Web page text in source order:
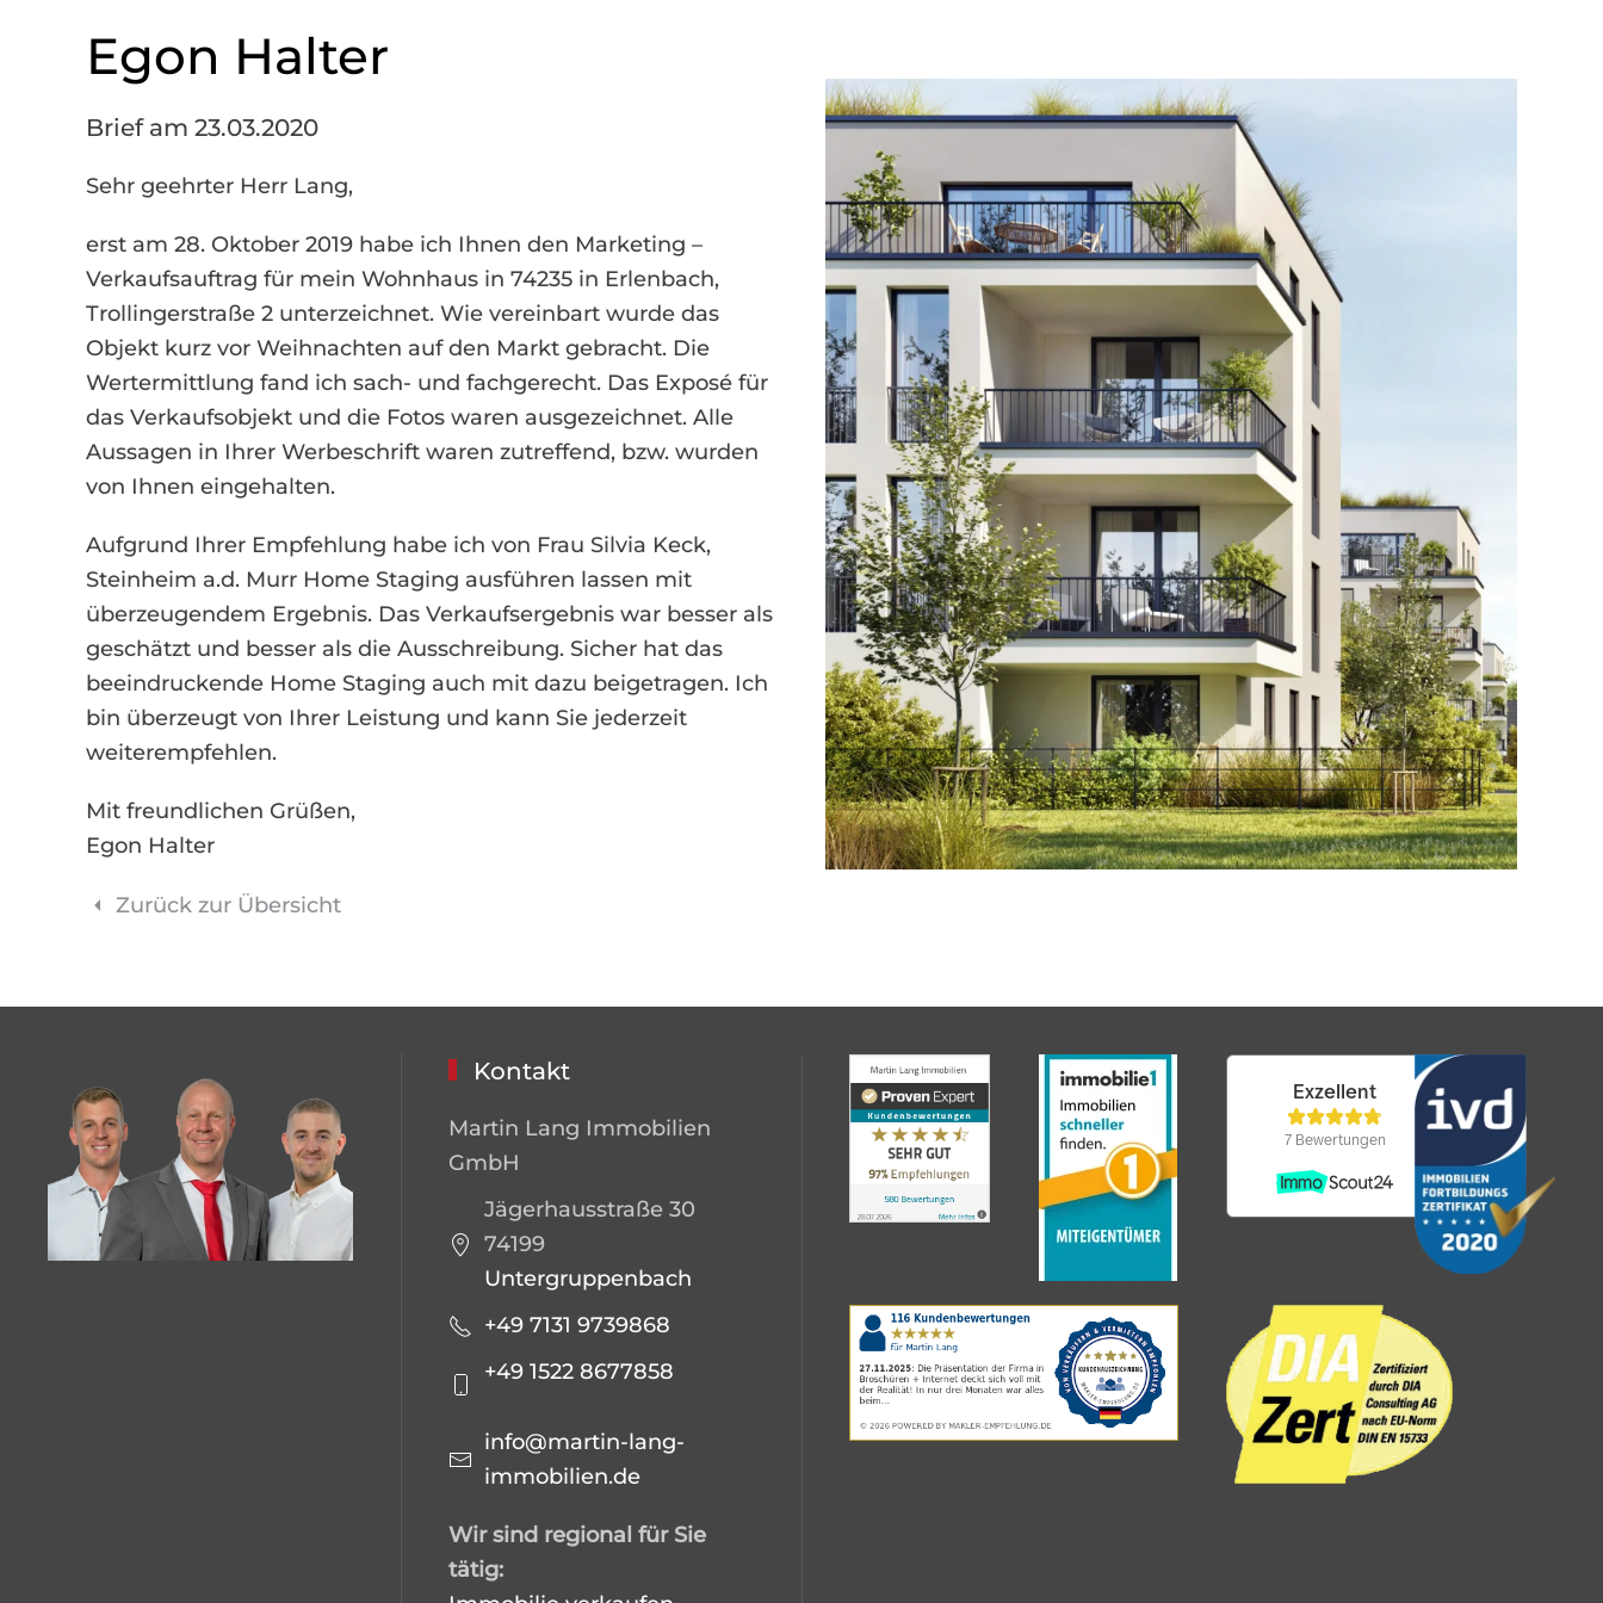
Egon Halter
Brief am 23.03.2020
Sehr geehrter Herr Lang,
erst am 28. Oktober 2019 habe ich Ihnen den Marketing –
Verkaufsauftrag für mein Wohnhaus in 74235 in Erlenbach,
Trollingerstraße 2 unterzeichnet. Wie vereinbart wurde das
Objekt kurz vor Weihnachten auf den Markt gebracht. Die
Wertermittlung fand ich sach- und fachgerecht. Das Exposé für
das Verkaufsobjekt und die Fotos waren ausgezeichnet. Alle
Aussagen in Ihrer Werbeschrift waren zutreffend, bzw. wurden
von Ihnen eingehalten.
Aufgrund Ihrer Empfehlung habe ich von Frau Silvia Keck,
Steinheim a.d. Murr Home Staging ausführen lassen mit
überzeugendem Ergebnis. Das Verkaufsergebnis war besser als
geschätzt und besser als die Ausschreibung. Sicher hat das
beeindruckende Home Staging auch mit dazu beigetragen. Ich
bin überzeugt von Ihrer Leistung und kann Sie jederzeit
weiterempfehlen.
Mit freundlichen Grüßen,
Egon Halter
Zurück zur Übersicht
Kontakt
Martin Lang Immobilien
GmbH
Jägerhausstraße 30
74199
Untergruppenbach
+49 7131 9739868
+49 1522 8677858
info@martin-lang-
immobilien.de
Wir sind regional für Sie
tätig: